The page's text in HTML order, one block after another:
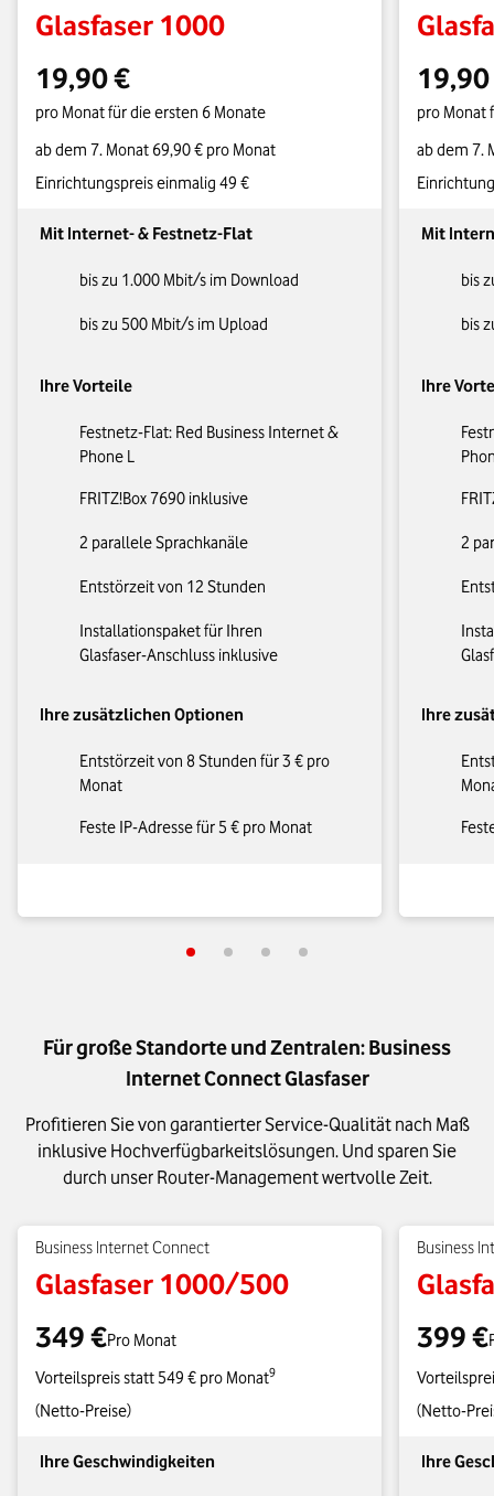
Glasfaser 1000
19,90 €
pro Monat für die ersten 6 Monate
ab dem 7. Monat 69,90 € pro Monat
Einrichtungspreis einmalig 49 €
Mit Internet- & Festnetz-Flat
bis zu 1.000 Mbit/s im Download
bis zu 500 Mbit/s im Upload
Ihre Vorteile
Festnetz-Flat: Red Business Internet &
Phone L
FRITZ!Box 7690 inklusive
2 parallele Sprachkanäle
Entstörzeit von 12 Stunden
Installationspaket für Ihren
Glasfaser-Anschluss inklusive
Ihre zusätzlichen Optionen
Entstörzeit von 8 Stunden für 3 € pro
Monat
Feste IP-Adresse für 5 € pro Monat
pro Monat
ab dem 7.
Mit
bis
bis
Ihre
2
Ihre
Für große Standorte und Zentralen: Business
Internet Connect Glasfaser
Profitieren Sie von garantierter Service-Qualität nach Maß
inklusive Hochverfügbarkeitslösungen. Und sparen Sie
durch unser Router-Management wertvolle Zeit.
Business Internet Connect
Glasfaser 1000/500
349 €Pro Monat
Vorteilspreis statt 549 € pro Monat9
(Netto-Preise)
Ihre Geschwindigkeiten
Business
399 €
(Netto-
Ihre